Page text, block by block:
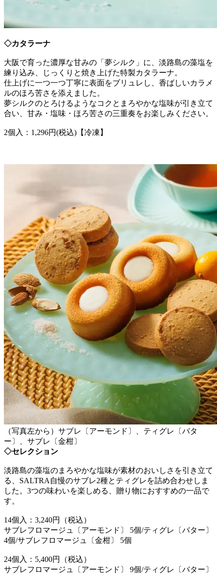
◇カタラーナ
大阪で育った濃厚な甘みの「夢シルク」に、淡路島の藻塩を
練り込み、じっくりと焼き上げた特製カタラーナ。
仕上げに一つ一つ丁寧に表面をブリュレし、香ばしいカラメ
ルのほろ苦さを添えました。
夢シルクのとろけるようなコクとまろやかな塩味が引き立て
合い、甘み・塩味・ほろ苦さの三重奏をお楽しみください。
2個入：1,296円(税込)【冷凍】
（写真左から）サブレ〔アーモンド〕、ティグレ〔バタ
ー〕、サブレ〔金柑〕
◇セレクション
淡路島の藻塩のまろやかな塩味が素材のおいしさを引き立て
る、SALTRA自慢のサブレ2種とティグレを詰め合わせしま
した。3つの味わいを楽しめる、贈り物におすすめの一品で
す。
14個入：3,240円（税込）
サブレフロマージュ〔アーモンド〕 5個/ティグレ〔バター〕
4個/サブレフロマージュ〔金柑〕 5個
24個入：5,400円（税込）
サブレフロマージュ〔アーモンド〕 9個/ティグレ〔バター〕